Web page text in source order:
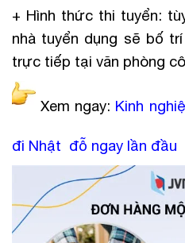
+ Hình thức thi tuyển:
nhà tuyển dụng sẽ bố
trực tiếp tại văn phòng
Xem ngay: Kinh
đi Nhật đỗ ngay lần đầu